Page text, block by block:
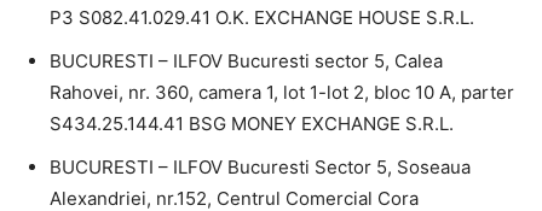
P3 S082.41.029.41 O.K. EXCHANGE HOUSE S.R.L.
BUCURESTI – ILFOV Bucuresti sector 5, Calea
Rahovei, nr. 360, camera 1, lot 1-lot 2, bloc 10 A, parter
S434.25.144.41 BSG MONEY EXCHANGE S.R.L.
BUCURESTI – ILFOV Bucuresti Sector 5, Soseaua
Alexandriei, nr.152, Centrul Comercial Cora